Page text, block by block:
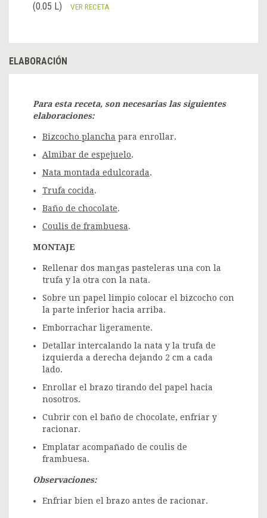
(0.05 L)
VER RECETA
ELABORACIÓN
Para esta receta, son necesarias las siguientes
elaboraciones:
Bizcocho plancha para enrollar.
Almibar de espejuelo.
Nata montada edulcorada.
Trufa cocida.
Baño de chocolate.
Coulis de frambuesa.
MONTAJE
Rellenar dos mangas pasteleras una con la
trufa y la otra con la nata.
Sobre un papel limpio colocar el bizcocho con
la parte inferior hacia arriba.
Emborrachar ligeramente.
Detallar intercalando la nata y la trufa de
izquierda a derecha dejando 2 cm a cada
lado.
Enrollar el brazo tirando del papel hacia
nosotros.
Cubrir con el baño de chocolate, enfriar y
racionar.
Emplatar acompañado de coulis de
frambuesa.
Observaciones:
Enfriar bien el brazo antes de racionar.